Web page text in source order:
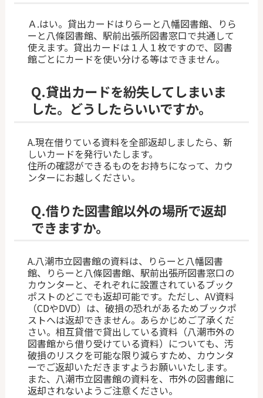
Ａ.はい。貸出カードはりらーと八幡図書館、りら
ーと八條図書館、駅前出張所図書窓口で共通して
使えます。貸出カードは１人１枚ですので、図書
館ごとにカードを使い分ける等はできません。
Q.貸出カードを紛失してしまいま
した。どうしたらいいですか。
A.現在借りている資料を全部返却しましたら、新
しいカードを発行いたします。
住所の確認ができるものをお持ちになって、カウ
ンターにお越しください。
Q.借りた図書館以外の場所で返却
できますか。
A.八潮市立図書館の資料は、りらーと八幡図書
館、りらーと八條図書館、駅前出張所図書窓口の
カウンターと、それぞれに設置されているブック
ポストのどこでも返却可能です。ただし、AV資料
（CDやDVD）は、破損の恐れがあるためブックポ
ストへは返却できません。あらかじめご了承くだ
さい。相互貸借で貸出している資料（八潮市外の
図書館から借り受けている資料）についても、汚
破損のリスクを可能な限り減らすため、カウンタ
ーでご返却いただきますようお願いいたします。
また、八潮市立図書館の資料を、市外の図書館に
返却されないようご注意ください。